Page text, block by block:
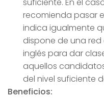
recomienda pasar
indica igualmente
dispone de una
inglés para dar
aquellos
del nivel suficiente
Beneficios: